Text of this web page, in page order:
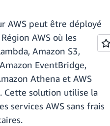
AWS peut être déployé
AWS où les
Amazon S3,
EventBridge,
Athena et AWS
Cette solution utilise la
services AWS sans frais